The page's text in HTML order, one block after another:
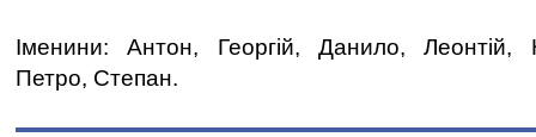
Іменини: Антон, Георгій, Данило, Леонтій,
Петро, Степан.